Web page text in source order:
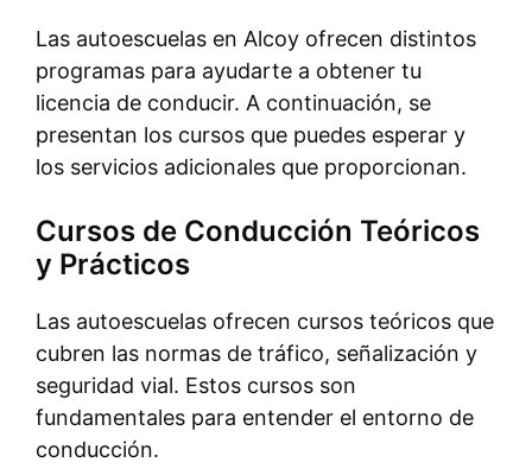
Las autoescuelas en Alcoy ofrecen distintos
programas para ayudarte a obtener tu
licencia de conducir. A continuación, se
presentan los cursos que puedes esperar y
los servicios adicionales que proporcionan.
Cursos de Conducción Teóricos
y Prácticos
Las autoescuelas ofrecen cursos teóricos que
cubren las normas de tráfico, señalización y
seguridad vial. Estos cursos son
fundamentales para entender el entorno de
conducción.